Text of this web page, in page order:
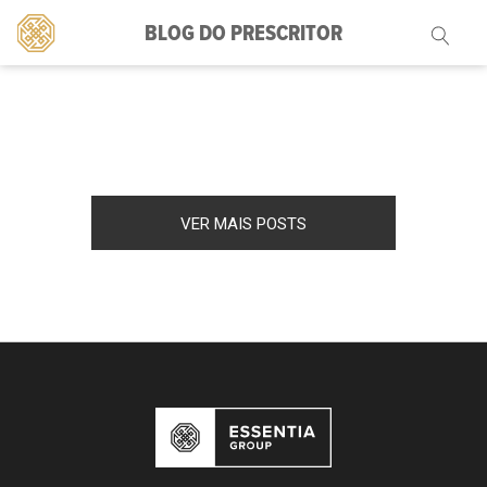
BLOG DO PRESCRITOR
Pesquisar
por:
VER MAIS POSTS